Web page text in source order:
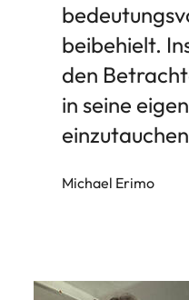
beibehielt.
den
in seine
Michael Erimo